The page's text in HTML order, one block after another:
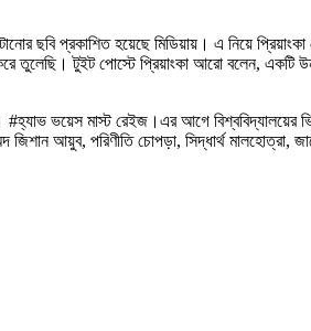
ছবি প্রকাশিত হয়েছে মিডিয়ায়। এ নিয়ে
টুইট পোস্টে প্রিয়াংকা আরো বলেন, একটি
ভয়েস মাস্ট রেইজ।এর আগে বিশ্ববিদ্যালয়ের
আয়ুব, পরিণীতি চোপড়া, সিদ্ধার্থ